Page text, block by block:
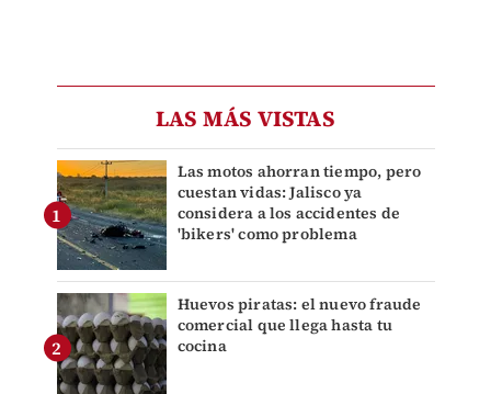
LAS MÁS VISTAS
Las motos ahorran tiempo, pero
cuestan vidas: Jalisco ya
considera a los accidentes de
'bikers' como problema
Huevos piratas: el nuevo fraude
comercial que llega hasta tu
cocina